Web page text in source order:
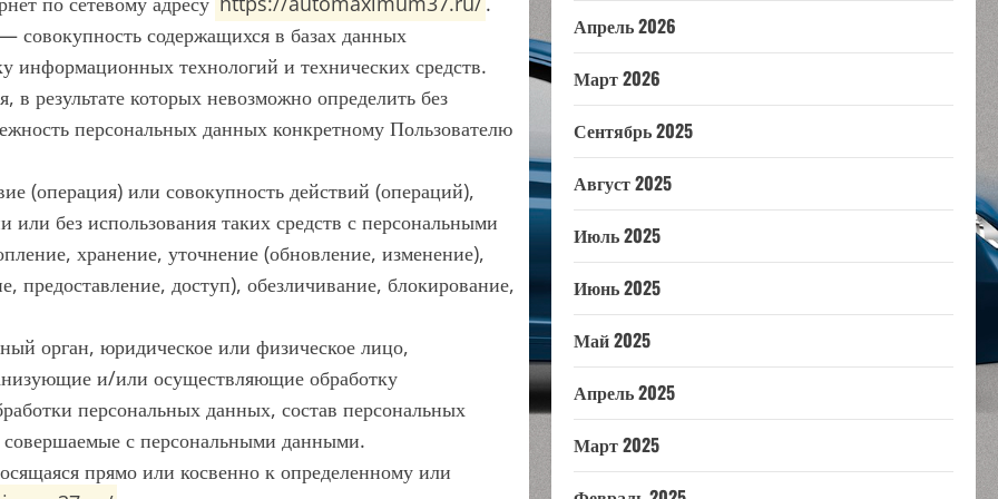
содержащихся в базах данных
технологий и технических средств.
результате которых невозможно определить без
персональных данных конкретному Пользователю
(операция) или совокупность действий (операций),
без использования таких средств с персональными
хранение, уточнение (обновление, изменение),
предоставление, доступ), обезличивание, блокирование,
орган, юридическое или физическое лицо,
и/или осуществляющие обработку
персональных данных, состав персональных
с персональными данными.
прямо или косвенно к определенному или
Апрель 2026
Март 2026
Сентябрь 2025
Август 2025
Июль 2025
Июнь 2025
Май 2025
Апрель 2025
Март 2025